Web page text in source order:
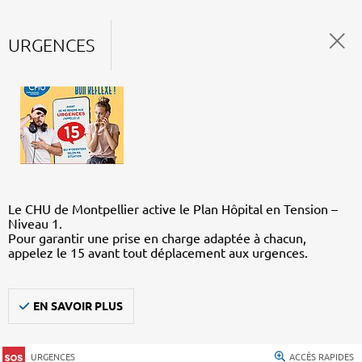
URGENCES
Le CHU de Montpellier active le Plan Hôpital en Tension –
Niveau 1.
Pour garantir une prise en charge adaptée à chacun,
appelez le 15 avant tout déplacement aux urgences.
EN SAVOIR PLUS
URGENCES ACCÈS RAPIDES